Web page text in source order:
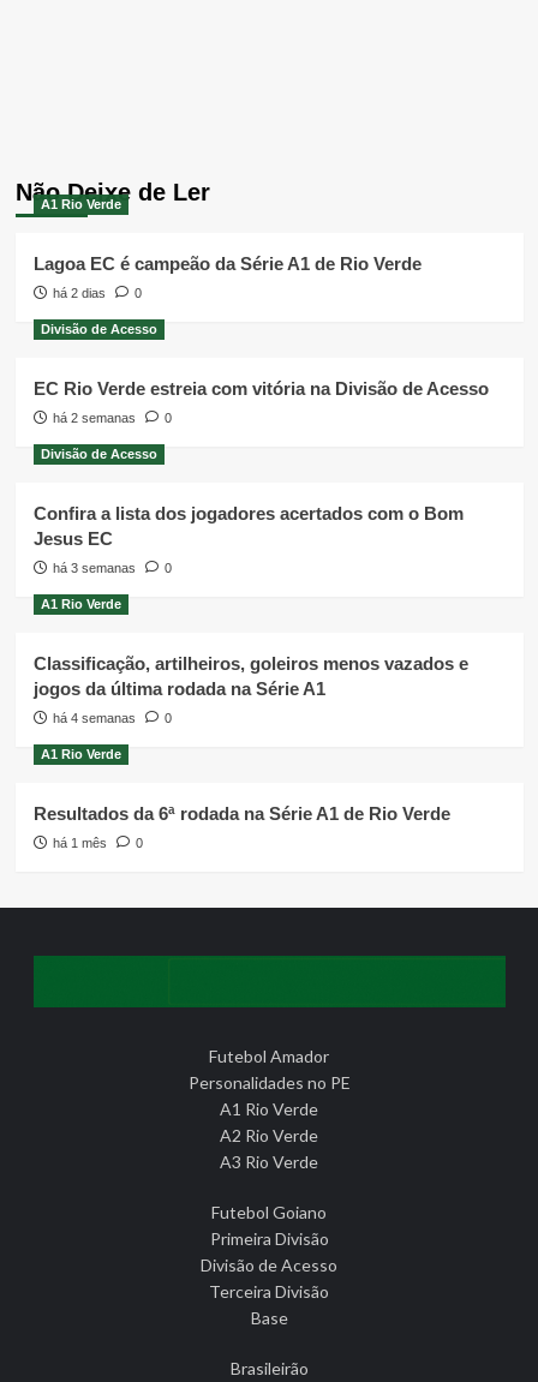
Não Deixe de Ler
A1 Rio Verde
Lagoa EC é campeão da Série A1 de Rio Verde
há 2 dias 0
Divisão de Acesso
EC Rio Verde estreia com vitória na Divisão de Acesso
há 2 semanas 0
Divisão de Acesso
Confira a lista dos jogadores acertados com o Bom
Jesus EC
há 3 semanas 0
A1 Rio Verde
Classificação, artilheiros, goleiros menos vazados e
jogos da última rodada na Série A1
há 4 semanas 0
A1 Rio Verde
Resultados da 6ª rodada na Série A1 de Rio Verde
há 1 mês 0
Futebol Amador
Personalidades no PE
A1 Rio Verde
A2 Rio Verde
A3 Rio Verde
Futebol Goiano
Primeira Divisão
Divisão de Acesso
Terceira Divisão
Base
Brasileirão